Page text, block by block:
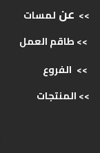
>> عن لمسات
>> طاقمالعمل
>> الفروع
>>المنتجات